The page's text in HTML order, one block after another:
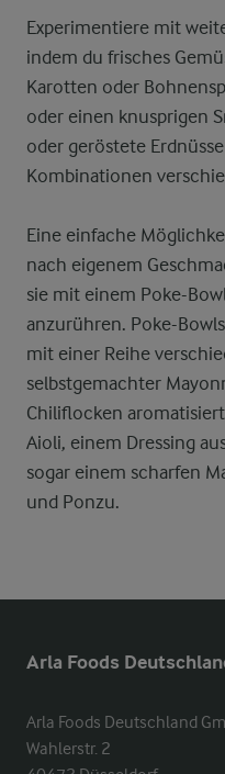
Experimentiere mit
indem du frisches
Karotten oder
oder einen knusprigen
oder geröstete
Kombinationen
Eine einfache
nach eigenem
sie mit einem Poke-
anzurühren. Poke-
mit einer Reihe
selbstgemachter
Chiliflocken
Aioli, einem Dressing
sogar einem scharfen
und Ponzu.
Arla Foods
Arla Foods Deutschland
Wahlerstr. 2